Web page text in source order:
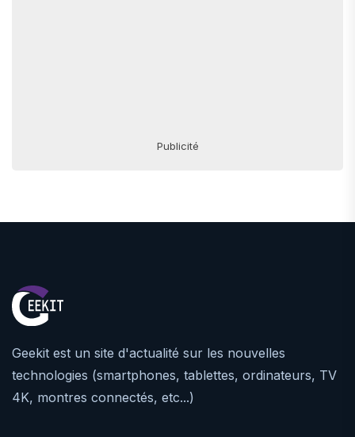
Publicité
Geekit est un site d'actualité sur les nouvelles
technologies (smartphones, tablettes, ordinateurs, TV
4K, montres connectés, etc...)